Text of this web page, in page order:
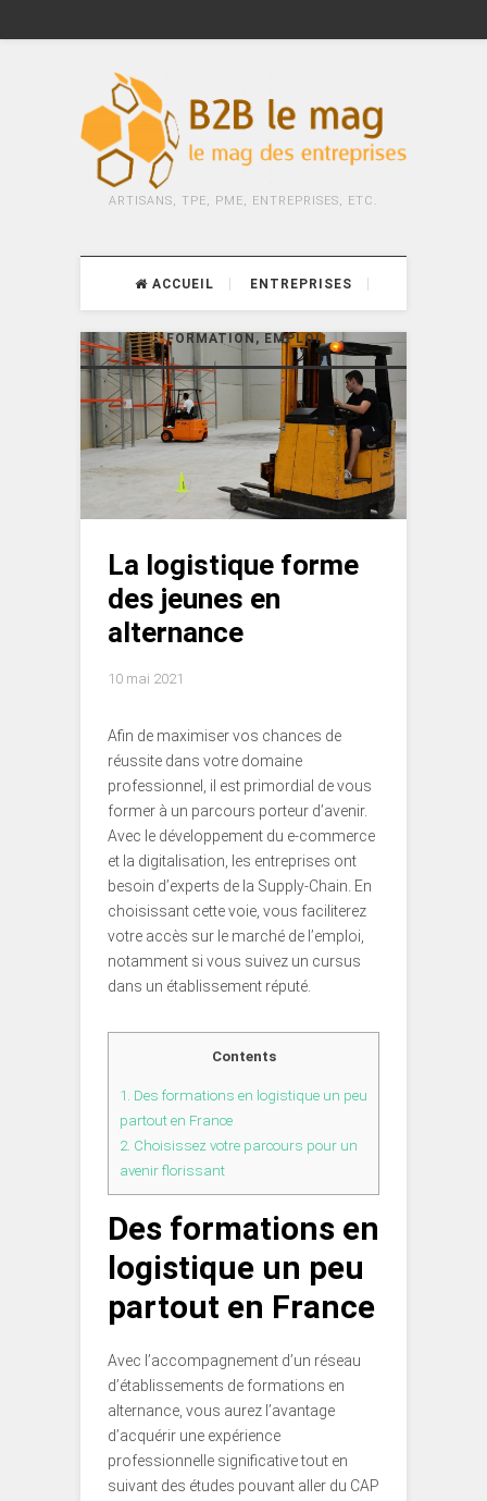
ARTISANS, TPE, PME, ENTREPRISES, ETC.
ACCUEIL ENTREPRISES
FORMATION, EMPLOI
La logistique forme
des jeunes en
alternance
10 mai 2021
Afin de maximiser vos chances de
réussite dans votre domaine
professionnel, il est primordial de vous
former à un parcours porteur d’avenir.
Avec le développement du e-commerce
et la digitalisation, les entreprises ont
besoin d’experts de la Supply-Chain. En
choisissant cette voie, vous faciliterez
votre accès sur le marché de l’emploi,
notamment si vous suivez un cursus
dans un établissement réputé.
Contents
1. Des formations en logistique un peu
partout en France
2. Choisissez votre parcours pour un
avenir florissant
Des formations en
logistique un peu
partout en France
Avec l’accompagnement d’un réseau
d’établissements de formations en
alternance, vous aurez l’avantage
d’acquérir une expérience
professionnelle significative tout en
suivant des études pouvant aller du CAP